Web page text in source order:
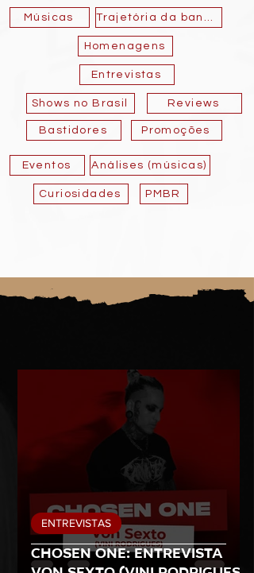
Músicas
Homenagens
Entrevistas
Shows no Brasil Reviews
Bastidores Promoções
Eventos Análises (músicas)
Curiosidades PMBR
Chosen One: entrevista
ENTREVISTAS